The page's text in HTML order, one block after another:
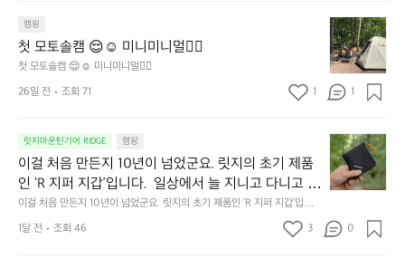
줍니다.  이 슬립 웜을 쓰는 것만으로 그곳은 나만의 밤
이 됩니다.  안녕히 주무세요.
밤이 됩니다.  안녕히 주무세요.
도
자
연
속
에
의
휴
식
에
도
이
캠핑
첫 모토솔캠 😌☺️ 미니미니멀👌🏼
첫 모토솔캠 😌☺️ 미니미니멀👌🏼
첫
모
토
솔
캠
☺️
미
니
미
멀
👌🏼
26일 전 조회 71 1 1
릿지마운틴기어 RIDGE 캠핑
이걸 처음 만든지 10년이 넘었군요. 릿지의 초기 제품
인 ‘R 지퍼 지갑’입니다.  일상에서 늘 지니고 다니고 싶
어지는 물건에는 크기, 무게, 형태, 색감 사이의 아주 미
묘한 밸런스가 존재합니다.  예를 들자면 일에 집중하
느라 책상 위 가장자리에 대충 걸쳐 놓아도 시야에 걸
이걸 처음 만든지 10년이 넘었군요. 릿지의 초기 제품인 ‘R 지퍼 지갑’입니
다.  일상에서 늘 지니고 다니고 싶어지는 물건에는 크기, 무게, 형태, 색감
사이의 아주 미묘한 밸런스가 존재합니다.  예를 들자면 일에 집중하느라 책
이
걸
처
음
든
1달 전 조회 46 3 0